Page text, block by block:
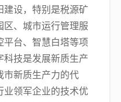
建设，特别是税源矿
区、城市运行管理服
平台、智慧白塔等项
科技是发展新质生产
市新质生产力的代
业领军企业的技术优